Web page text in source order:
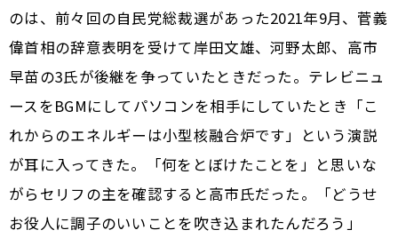
のは、前々回の自民党総裁選があった2021年9月、菅義
偉首相の辞意表明を受けて岸田文雄、河野太郎、高市
早苗の3氏が後継を争っていたときだった。テレビニュ
ースをBGMにしてパソコンを相手にしていたとき「こ
れからのエネルギーは小型核融合炉です」という演説
が耳に入ってきた。「何をとぼけたことを」と思いな
がらセリフの主を確認すると高市氏だった。「どうせ
お役人に調子のいいことを吹き込まれたんだろう」